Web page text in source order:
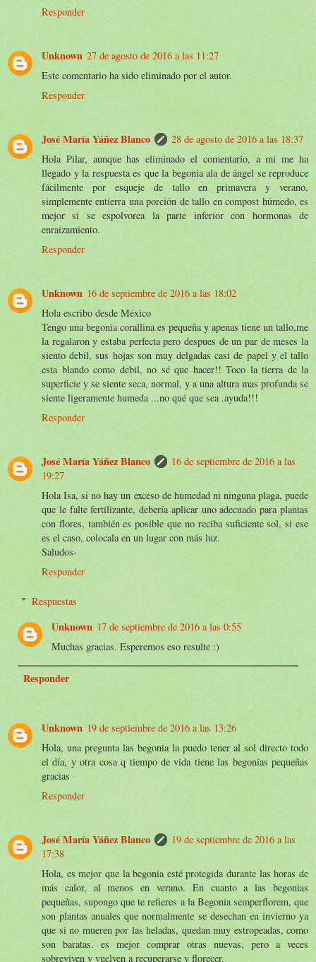
Responder
Unknown 27 de agosto de 2016 a las 11:27
Este comentario ha sido eliminado por el autor.
Responder
José María Yáñez Blanco
28 de agosto de 2016 a las 18:37
Hola Pilar, aunque has eliminado el comentario, a mi me ha
llegado y la respuesta es que la begonia ala de ángel se reproduce
fácilmente por esqueje de tallo en primavera y verano,
simplemente entierra una porción de tallo en compost húmedo, es
mejor si se espolvorea la parte inferior con hormonas de
enraizamiento.
Responder
Unknown 16 de septiembre de 2016 a las 18:02
Hola escribo desde México
Tengo una begonia corallina es pequeña y apenas tiene un tallo,me
la regalaron y estaba perfecta pero despues de un par de meses la
siento debil, sus hojas son muy delgadas casi de papel y el tallo
esta blando como debil, no sé que hacer!! Toco la tierra de la
superficie y se siente seca, normal, y a una altura mas profunda se
siente ligeramente humeda ...no qué que sea .ayuda!!!
Responder
José María Yáñez Blanco
16 de septiembre de 2016 a las
19:27
Hola Isa, si no hay un exceso de humedad ni ninguna plaga, puede
que le falte fertilizante, debería aplicar uno adecuado para plantas
con flores, también es posible que no reciba suficiente sol, si ese
es el caso, colocala en un lugar con más luz.
Saludos-
Responder
Respuestas
Unknown 17 de septiembre de 2016 a las 0:55
Muchas gracias. Esperemos eso resulte :)
Responder
Unknown 19 de septiembre de 2016 a las 13:26
Hola, una pregunta las begonia la puedo tener al sol directo todo
el día, y otra cosa q tiempo de vida tiene las begonias pequeñas
gracias
Responder
José María Yáñez Blanco
19 de septiembre de 2016 a las
17:38
Hola, es mejor que la begonia esté protegida durante las horas de
más calor, al menos en verano. En cuanto a las begonias
pequeñas, supongo que te refieres a la Begonia semperflorem, que
son plantas anuales que normalmente se desechan en invierno ya
que si no mueren por las heladas, quedan muy estropeadas, como
son baratas. es mejor comprar otras nuevas, pero a veces
sobreviven y vuelven a recuperarse y florecer.